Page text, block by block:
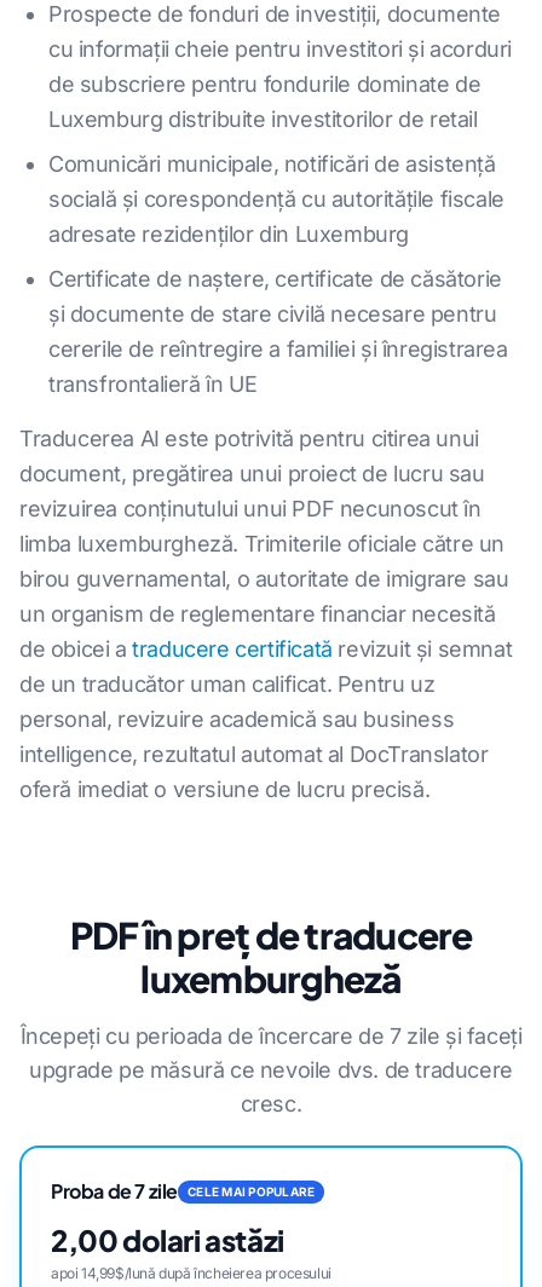
Prospecte de fonduri de investiții, documente
cu informații cheie pentru investitori și acorduri
de subscriere pentru fondurile dominate de
Luxemburg distribuite investitorilor de retail
Comunicări municipale, notificări de asistență
socială și corespondență cu autoritățile fiscale
adresate rezidenților din Luxemburg
Certificate de naștere, certificate de căsătorie
și documente de stare civilă necesare pentru
cererile de reîntregire a familiei și înregistrarea
transfrontalieră în UE
Traducerea AI este potrivită pentru citirea unui
document, pregătirea unui proiect de lucru sau
revizuirea conținutului unui PDF necunoscut în
limba luxemburgheză. Trimiterile oficiale către un
birou guvernamental, o autoritate de imigrare sau
un organism de reglementare financiar necesită
de obicei atraducere certificată revizuit și semnat
de un traducător uman calificat. Pentru uz
personal, revizuire academică sau business
intelligence, rezultatul automat al DocTranslator
oferă imediat o versiune de lucru precisă.
PDF în preț de traducere
luxemburgheză
Începeți cu perioada de încercare de 7 zile și faceți
upgrade pe măsură ce nevoile dvs. de traducere
cresc.
Proba de 7 zile CELE MAI POPULARE
2,00 dolari astăzi
apoi 14,99$/lună după încheierea procesului